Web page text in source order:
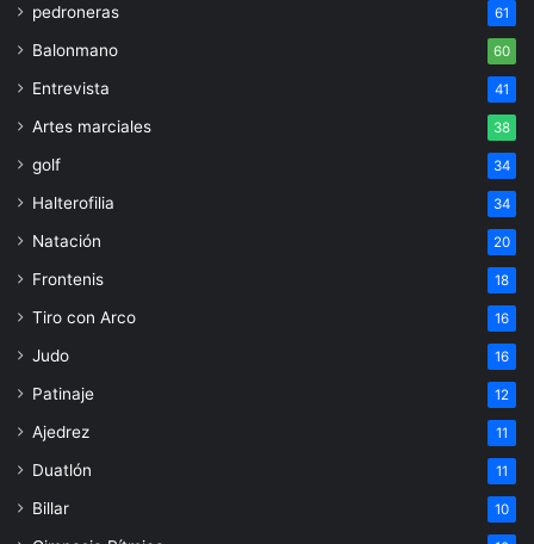
pedroneras 61
Balonmano 60
Entrevista 41
Artes marciales 38
golf 34
Halterofilia 34
Natación 20
Frontenis 18
Tiro con Arco 16
Judo 16
Patinaje 12
Ajedrez 11
Duatlón 11
Billar 10